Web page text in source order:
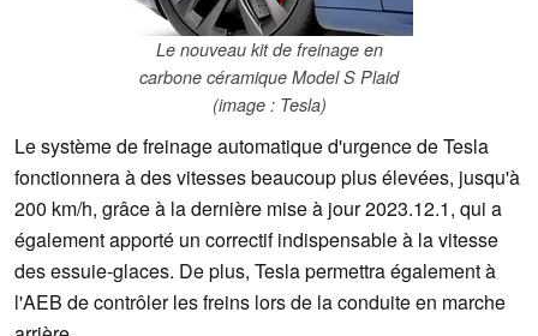
Le nouveau kit de freinage en
carbone céramique Model S Plaid
(image : Tesla)
Le système de freinage automatique d'urgence de Tesla
fonctionnera à des vitesses beaucoup plus élevées, jusqu'à
200 km/h, grâce à la dernière mise à jour 2023.12.1, qui a
également apporté un correctif indispensable à la vitesse
des essuie-glaces. De plus, Tesla permettra également à
l'AEB de contrôler les freins lors de la conduite en marche